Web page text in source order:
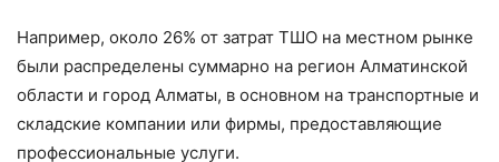
Например, около 26% от затрат ТШО на местном рынке
были распределены суммарно на регион Алматинской
области и город Алматы, в основном на транспортные и
складские компании или фирмы, предоставляющие
профессиональные услуги.